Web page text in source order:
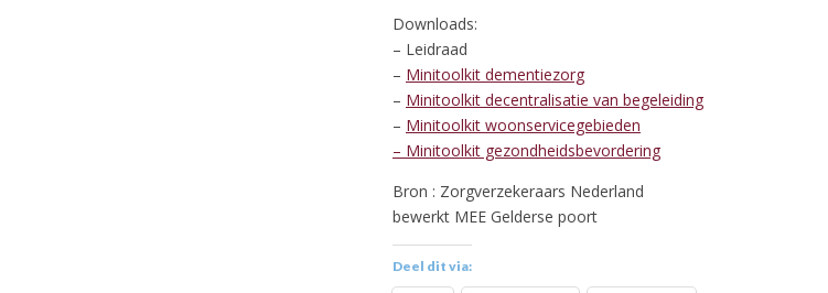
Downloads:
– Leidraad
– Minitoolkit dementiezorg
– Minitoolkit decentralisatie van begeleiding
– Minitoolkit woonservicegebieden
– Minitoolkit gezondheidsbevordering
Bron : Zorgverzekeraars Nederland
bewerkt MEE Gelderse poort
Deel dit via: